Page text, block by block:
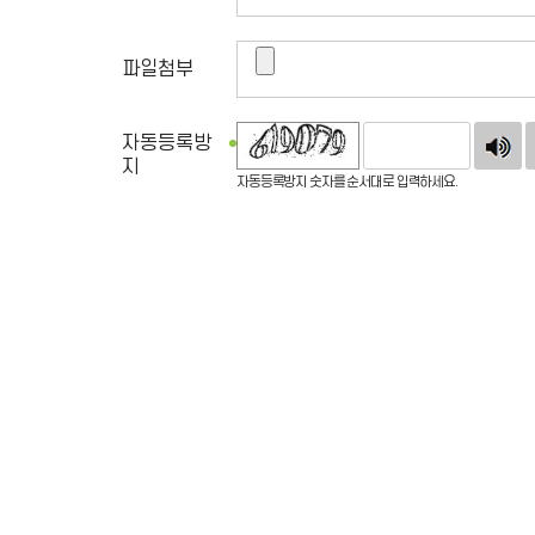
파일첨부
자동등록방
지
자동등록방지 숫자를 순서대로 입력하세요.